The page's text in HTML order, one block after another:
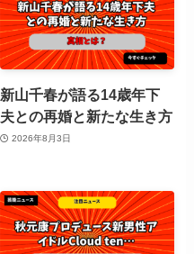
新山千春が語る14歳年下
夫との再婚と新たな生き方
2026年8月3日